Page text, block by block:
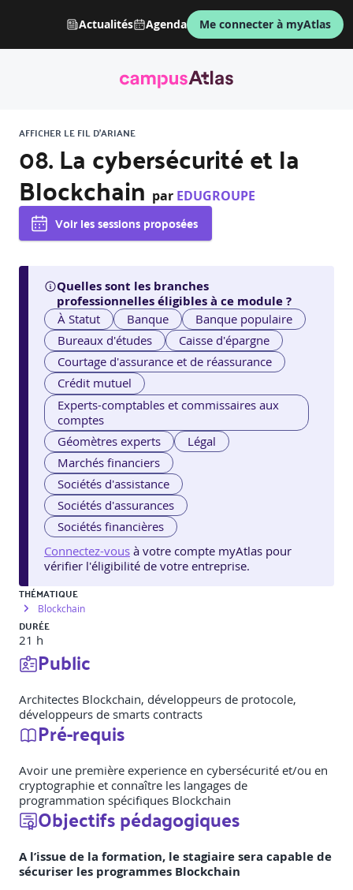
Actualités Agenda Me connecter à myAtlas
AFFICHER LE FIL D'ARIANE
08. La cybersécurité et la
Blockchain par EDUGROUPE
Voir les sessions proposées
Quelles sont les branches
professionnelles éligibles à ce module ?
À Statut Banque
Banque populaire
Bureaux d'études
Caisse d'épargne
Courtage d'assurance et de réassurance
Crédit mutuel
Experts-comptables et commissaires aux
comptes
Géomètres experts
Légal
Marchés financiers
Sociétés d'assistance
Sociétés d'assurances
Sociétés financières
Connectez-vous à votre compte myAtlas pour
vérifier l'éligibilité de votre entreprise.
THÉMATIQUE
Blockchain
DURÉE
21 h
Public
Architectes Blockchain, développeurs de protocole,
développeurs de smarts contracts
Pré-requis
Avoir une première experience en cybersécurité et/ou en
cryptographie et connaître les langages de
programmation spécifiques Blockchain
Objectifs pédagogiques
A l’issue de la formation, le stagiaire sera capable de
sécuriser les programmes Blockchain